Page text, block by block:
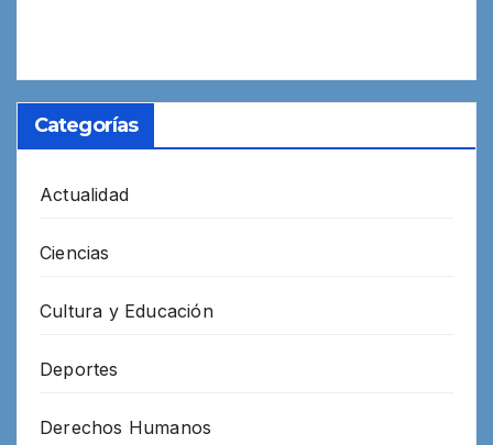
Categorías
Actualidad
Ciencias
Cultura y Educación
Deportes
Derechos Humanos